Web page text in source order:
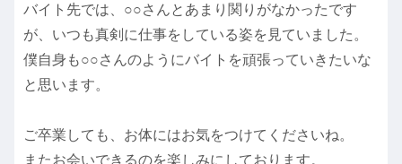
バイト先では、○○さんとあまり関りがなかったです
が、いつも真剣に仕事をしている姿を見ていました。
僕自身も○○さんのようにバイトを頑張っていきたいな
と思います。
ご卒業しても、お体にはお気をつけてくださいね。
またお会いできるのを楽しみにしております。